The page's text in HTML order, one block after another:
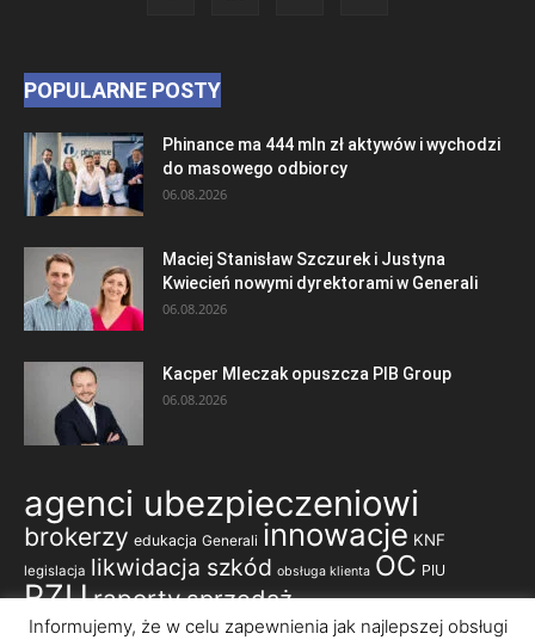
POPULARNE POSTY
Phinance ma 444 mln zł aktywów i wychodzi
do masowego odbiorcy
06.08.2026
Maciej Stanisław Szczurek i Justyna
Kwiecień nowymi dyrektorami w Generali
06.08.2026
Kacper Mleczak opuszcza PIB Group
06.08.2026
agenci ubezpieczeniowi
brokerzy edukacja Generali innowacje KNF
legislacja likwidacja szkód obsługa klienta OC PIU
PZUraportysprzedaż
ubezpieczenia komunikacyjne
Informujemy, że w celu zapewnienia jak najlepszej obsługi